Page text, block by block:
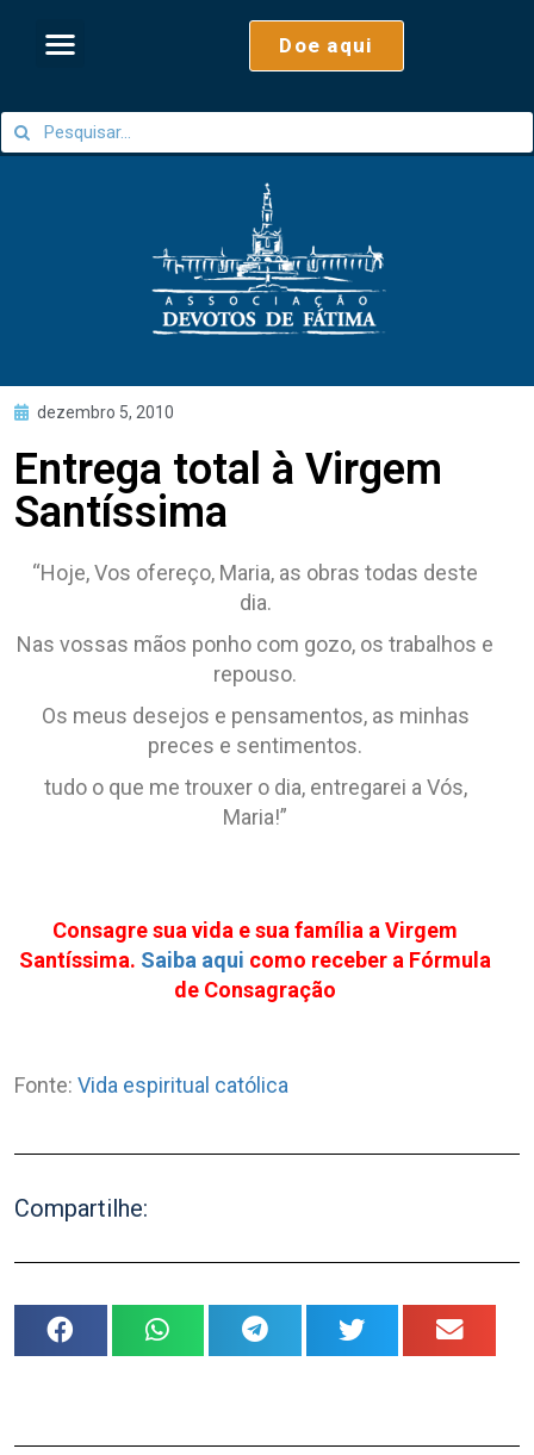
Doe aqui
dezembro 5, 2010
Entrega total à Virgem
Santíssima
“Hoje, Vos ofereço, Maria, as obras todas deste
dia.
Nas vossas mãos ponho com gozo, os trabalhos e
repouso.
Os meus desejos e pensamentos, as minhas
preces e sentimentos.
tudo o que me trouxer o dia, entregarei a Vós,
Maria!”
Consagre sua vida e sua família a Virgem
Santíssima. Saiba aqui como receber a Fórmula
de Consagração
Fonte: Vida espiritual católica
Compartilhe: